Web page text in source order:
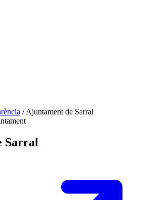
/ Ajuntament de Sarral
Sarral